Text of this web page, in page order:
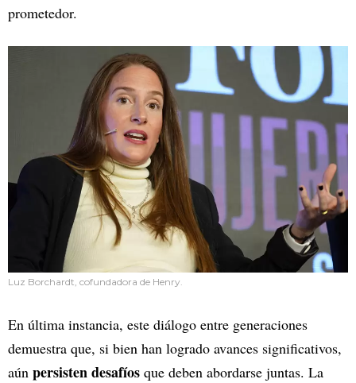
prometedor.
Luz Borchardt, cofundadora de Henry.
En última instancia, este diálogo entre generaciones
demuestra que, si bien han logrado avances significativos,
aún persisten desafíos que deben abordarse juntas. La